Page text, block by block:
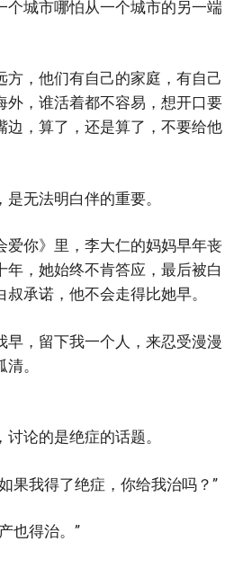
个城市哪怕从一个城市的另一端
方，他们有自己的家庭，有自己
外，谁活着都不容易，想开口要
边，算了，还是算了，不要给他
无法明白伴的重要。
爱你》里，李大仁的妈妈早年丧
年，她始终不肯答应，最后被白
承诺，他不会走得比她早。
早，留下我一个人，来忍受漫漫
。
论的是绝症的话题。
果我得了绝症，你给我治吗？”
也得治。”